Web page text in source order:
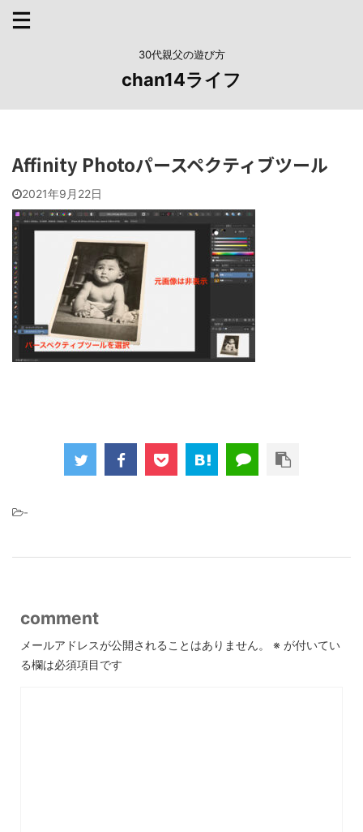
30代親父の遊び方
chan14ライフ
Affinity Photoパースペクティブツール
2021年9月22日
-
comment
メールアドレスが公開されることはありません。 ※ が付いてい
る欄は必須項目です